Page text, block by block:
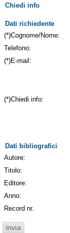
Chiedi info
Dati richiedente
(*)Cognome/Nome:
Telefono:
(*)E-mail:
(*)Chiedi info:
Dati bibliografici
Autore:
Titolo:
Editore:
Anno:
Record nr.